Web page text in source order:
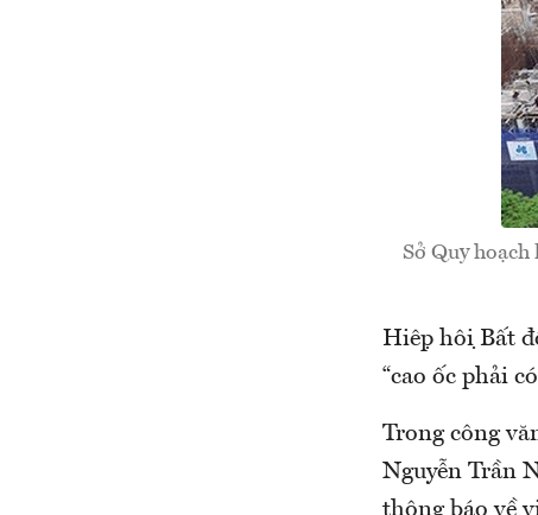
Sở Quy
Hiệp hội Bất
“cao ốc phải
Trong công
Nguyễn Trần
thông báo về